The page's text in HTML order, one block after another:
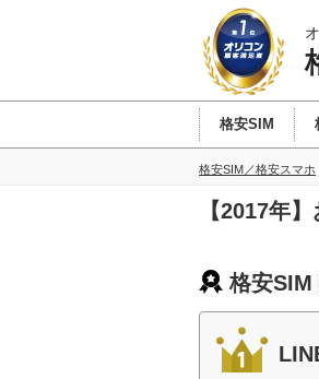
格安SIM
格安SIM／格安スマホ
【2017年
格安SIM